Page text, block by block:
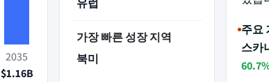
2035
$1.16B
유럽
가장 빠른 성장 지역
북미
주요
스카